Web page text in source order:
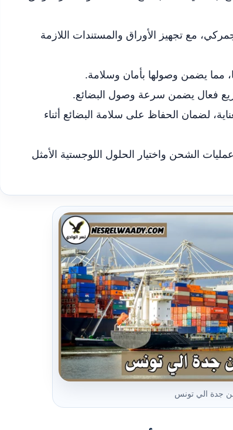
مع تجهيز الأوراق والمستندات اللازمة
مما يضمن وصولها بأمان وسلامة.
فعال يضمن سرعة وصول البضائع.
لضمان الحفاظ على سلامة البضائع أثناء
الشحن واختيار الحلول اللوجستية الأمثل
جدة الي تونس